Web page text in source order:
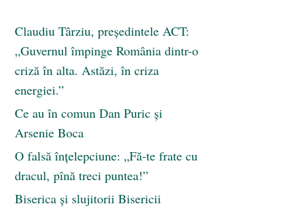
Claudiu Târziu, președintele ACT:
„Guvernul împinge România dintr-o
criză în alta. Astăzi, în criza
energiei.”
Ce au în comun Dan Puric şi
Arsenie Boca
O falsă înțelepciune: „Fă-te frate cu
dracul, pînă treci puntea!”
Biserica și slujitorii Bisericii